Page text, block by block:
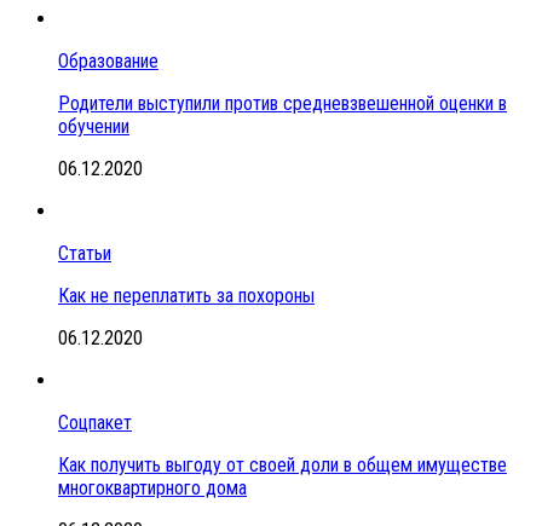
Образование
Родители выступили против средневзвешенной оценки в
обучении
06.12.2020
Статьи
Как не переплатить за похороны
06.12.2020
Соцпакет
Как получить выгоду от своей доли в общем имуществе
многоквартирного дома